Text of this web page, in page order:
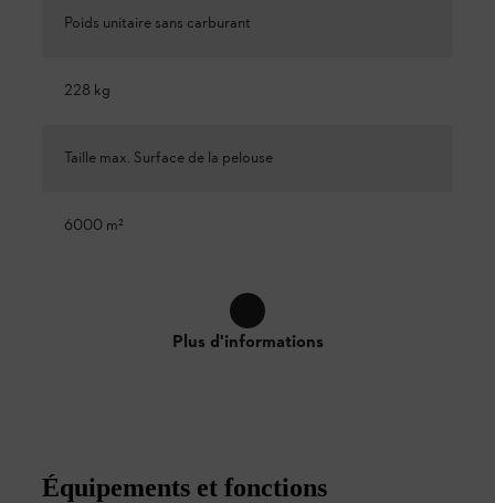
Poids unitaire sans carburant
228 kg
Taille max. Surface de la pelouse
6000 m²
Plus d'informations
Équipements et fonctions